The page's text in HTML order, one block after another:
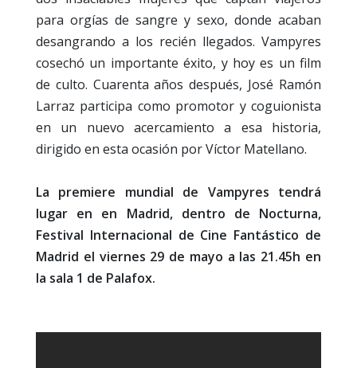
para orgías de sangre y sexo, donde acaban
desangrando a los recién llegados. Vampyres
cosechó un importante éxito, y hoy es un film
de culto. Cuarenta años después, José Ramón
Larraz participa como promotor y coguionista
en un nuevo acercamiento a esa historia,
dirigido en esta ocasión por Víctor Matellano.
La premiere mundial de Vampyres tendrá
lugar en en Madrid, dentro de Nocturna,
Festival Internacional de Cine Fantástico de
Madrid el viernes 29 de mayo a las 21.45h en
la sala 1 de Palafox.